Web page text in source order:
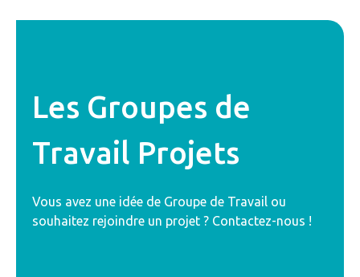
Les Groupes de
Travail Projets
Vous avez une idée de Groupe de Travail ou
souhaitez rejoindre un projet ? Contactez-nous !